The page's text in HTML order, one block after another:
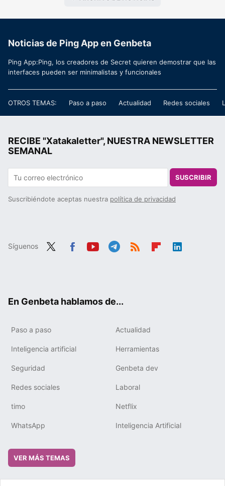
Noticias de Ping App en Genbeta
Ping App:Ping, los creadores de Secret quieren demostrar que las
interfaces pueden ser minimalistas y funcionales
OTROS TEMAS: Paso a paso Actualidad Redes sociales
RECIBE "Xatakaletter", NUESTRA NEWSLETTER
SEMANAL
SUSCRIBIR
Suscribiéndote aceptas nuestra política de privacidad
Síguenos
En Genbeta hablamos de...
Paso a paso Actualidad
Inteligencia artificial Herramientas
Seguridad Genbeta dev
Redes sociales Laboral
timo Netflix
WhatsApp Inteligencia Artificial
VER MÁS TEMAS